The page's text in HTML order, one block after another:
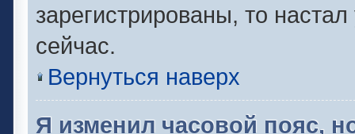
зарегистрированы, то
сейчас.
Вернуться наверх
Я изменил часовой пояс,